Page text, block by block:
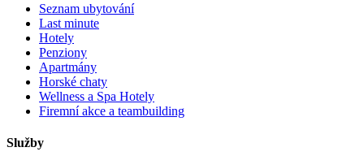
Seznam ubytování
Last minute
Hotely
Penziony
Apartmány
Horské chaty
Wellness a Spa Hotely
Firemní akce a teambuilding
Služby